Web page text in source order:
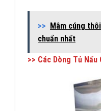
>> Mâm cúng
chuẩn nhất
>> Các Dòng Tủ Nấu